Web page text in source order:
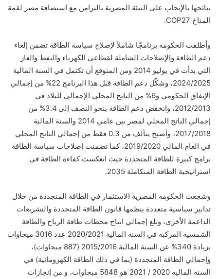
نتائجها بالإيجاب على البيئة المصرية بالتزامن مع استضافة مصر لقمة
المناخ COP27.
وأطلقت الحكومة برنامجًا شاملاً لإصلاح سياسة الطاقة تضمن إلغاء
دعم الطاقة والإصلاحات الشاملة لقطاعي الكهرباء والنفط والغاز
التي بدأت في يوليو 2014 ومن المتوقع أن تكتمل في السنة المالية
2024/2025، وشكّل دعم الطاقة قبل هذا البرنامج 22% من إجمالي
الإنفاق الحكومي و6% من الناتج المحلي الإجمالي للبلاد في
2012/2013، وانخفض دعم الطاقة بنحو النصف إلى 3.4% من
إجمالي الناتج المحلي لمصر بين عامي 2014 والسنة المالية
2017/2018، وأصبح يتألف من 0.3 فقط من إجمالي الناتج المحلي
في العام المالي 2019/2020، كما تضمنت إصلاحات سياسة الطاقة
برامج كبيرة للطاقة المتجددة حيث انعكست كفاءة الطاقة في
استراتيجية الطاقة المتكاملة 2035.
وشجعت الحكومة المصرية الاستثمار في الطاقة المتجددة من خلال
تدابير سياسية متعددة ينظمها قانون الطاقة المتجددة والتشريعات
الداعمة الأخرى، وبلغ إجمالي انتاج محطات طاقة الرياح والطاقة
الشمسية المركبة في السنة المالية 2020/2021 عدد 3016 ميجاوات
بزيادة 340% عن السنة المالية 2015/2016 (887 ميجاوات)،
وإجمالي الطاقة المتجددة (بما في ذلك الطاقة الكهرومائية) في
السنة المالية 2020 / 2021 هو 5848 ميجاوات، و من إنجازات